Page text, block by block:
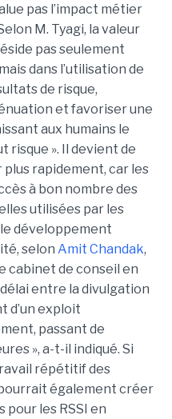
pas l’impact métier
M. Tyagi, la valeur
pas seulement
dans l’utilisation de
de risque,
et favoriser une
aux humains le
risque ». Il devient de
plus rapidement, car les
à bon nombre des
utilisées par les
développement
selon Amit Chandak,
cabinet de conseil en
entre la divulgation
d’un exploit
passant de
», a-t-il indiqué. Si
répétitif des
également créer
les RSSI en